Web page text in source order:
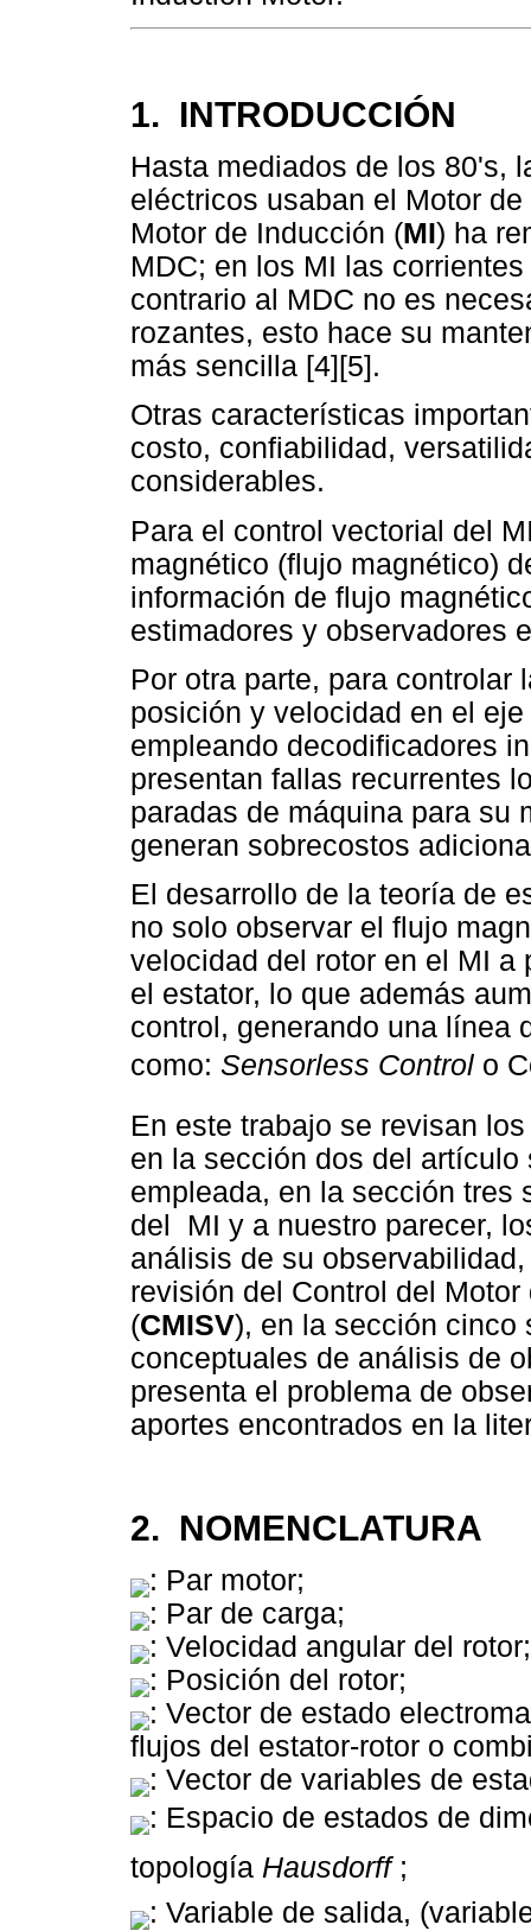
1. INTRODUCCIÓN
Hasta mediados de los 80's,
eléctricos usaban el Motor
Motor de Inducción (MI) ha
MDC; en los MI las
contrario al MDC no es
rozantes, esto hace su
más sencilla [4][5].
Otras características
costo, confiabilidad,
considerables.
Para el control vectorial del
magnético (flujo magnético)
información de flujo
estimadores y observadores
Por otra parte, para controlar
posición y velocidad en el
empleando decodificadores
presentan fallas recurrentes
paradas de máquina para su
generan sobrecostos
El desarrollo de la teoría de
no solo observar el flujo
velocidad del rotor en el MI
el estator, lo que además
control, generando una línea
como:  Sensorless Control o
En este trabajo se revisan
en la sección dos del
empleada, en la sección tres
del MI y a nuestro parecer,
análisis de su
revisión del Control del
(CMISV), en la sección cinco
conceptuales de análisis de
presenta el problema de
aportes encontrados en la
2. NOMENCLATURA
: Par motor;
: Par de carga;
: Velocidad angular del rotor;
: Posición del rotor;
: Vector de estado
flujos del estator-rotor o
: Vector de variables de
: Espacio de estados de
topología  Hausdorff;
: Variable de salida,